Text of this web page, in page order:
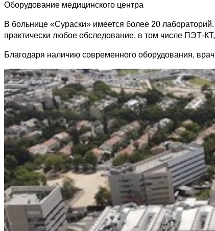
Оборудование медицинского центра
В больнице «Сураски» имеется более 20
практически любое обследование, в том числе ПЭТ-
Благодаря наличию современного оборудования,